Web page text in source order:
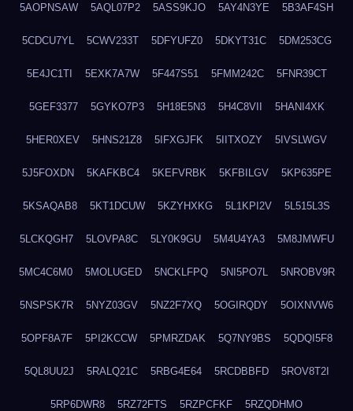
5AOPNSAW 5AQL07P2 5ASS9KJO 5AY4N3YE 5B3AF4SH
5CDCU7YL 5CWV233T 5DFYUFZ0 5DKYT31C 5DM253CG
5E4JC1TI 5EXK7A7W 5F447S51 5FMM242C 5FNR39CT
5GEF3377 5GYKO7P3 5H18E5N3 5H4C8VII 5HANI4XK
5HER0XEV 5HNS21Z8 5IFXGJFK 5IITXOZY 5IVSLWGV
5J5FOXDN 5KAFKBC4 5KEFVRBK 5KFBILGV 5KP635PE
5KSAQAB8 5KT1DCUW 5KZYHXKG 5L1KPI2V 5L515L3S
5LCKQGH7 5LOVPA8C 5LY0K9GU 5M4U4YA3 5M8JMWFU
5MC4C6M0 5MOLUGED 5NCKLFPQ 5NI5PO7L 5NROBV9R
5NSPSK7R 5NYZ03GV 5NZ2F7XQ 5OGIRQDY 5OIXNVW6
5OPF8A7F 5PI2KCCW 5PMRZDAK 5Q7NY9BS 5QDQI5F8
5QL8UU2J 5RALQ21C 5RBG4E64 5RCDBBFD 5ROV8T2I
5RP6DWR8 5RZ72FTS 5RZPCFKF 5RZQDHMO